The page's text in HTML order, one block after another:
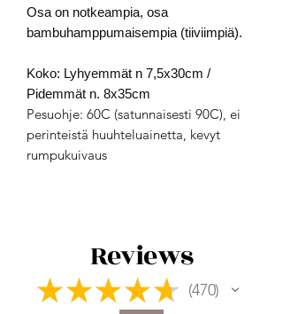
Osa on notkeampia, osa
bambuhamppumaisempia (tiiviimpiä).
Koko: Lyhyemmät n 7,5x30cm /
Pidemmät n. 8x35cm
Pesuohje: 60C (satunnaisesti 90C), ei
perinteistä huuhteluainetta, kevyt
rumpukuivaus
Reviews
★ ★ ★ ★ ★ 470
470